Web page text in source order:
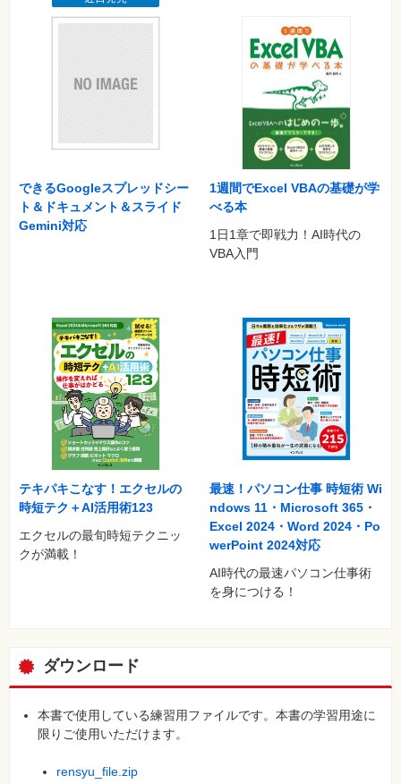
できるGoogleスプレッドシー
ト＆ドキュメント＆スライド
Gemini対応
1週間でExcel VBAの基礎が学
べる本
1日1章で即戦力！AI時代の
VBA入門
テキパキこなす！エクセルの
時短テク＋AI活用術123
エクセルの最旬時短テクニッ
クが満載！
最速！パソコン仕事 時短術 Wi
ndows 11・Microsoft 365・
Excel 2024・Word 2024・Po
werPoint 2024対応
AI時代の最速パソコン仕事術
を身につける！
ダウンロード
本書で使用している練習用ファイルです。本書の学習用途に
限りご使用いただけます。
rensyu_file.zip